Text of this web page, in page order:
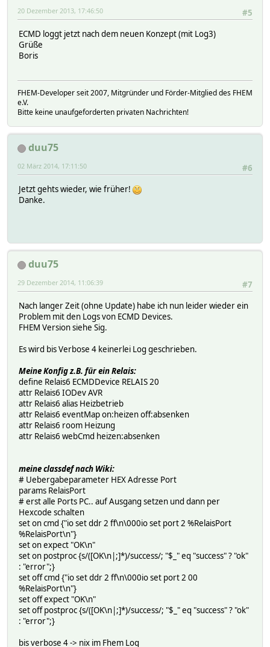
#5
20 Dezember 2013, 17:46:50
ECMD loggt jetzt nach dem neuen Konzept (mit Log3)
Grüße
Boris
FHEM-Developer seit 2007, Mitgründer und Förder-Mitglied des FHEM
e.V.
Bitte keine unaufgeforderten privaten Nachrichten!
duu75
#6
02 März 2014, 17:11:50
Jetzt gehts wieder, wie früher!
Danke.
duu75
#7
29 Dezember 2014, 11:06:39
Nach langer Zeit (ohne Update) habe ich nun leider wieder ein
Problem mit den Logs von ECMD Devices.
FHEM Version siehe Sig.
Es wird bis Verbose 4 keinerlei Log geschrieben.
Meine Konfig z.B. für ein Relais:
define Relais6 ECMDDevice RELAIS 20
attr Relais6 IODev AVR
attr Relais6 alias Heizbetrieb
attr Relais6 eventMap on:heizen off:absenken
attr Relais6 room Heizung
attr Relais6 webCmd heizen:absenken
meine classdef nach Wiki:
# Uebergabeparameter HEX Adresse Port
params RelaisPort
# erst alle Ports PC.. auf Ausgang setzen und dann per
Hexcode schalten
set on cmd {"io set ddr 2 ff\n\000io set port 2 %RelaisPort
%RelaisPort\n"}
set on expect "OK\n"
set on postproc {s/([OK\n|;]*)/success/; "$_" eq "success" ? "ok"
: "error";}
set off cmd {"io set ddr 2 ff\n\000io set port 2 00
%RelaisPort\n"}
set off expect "OK\n"
set off postproc {s/([OK\n|;]*)/success/; "$_" eq "success" ? "ok"
: "error";}
bis verbose 4 -> nix im Fhem Log